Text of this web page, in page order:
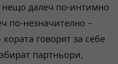
нещо далеч по-интимно
по-незначително –
говорят за себе
партньори,